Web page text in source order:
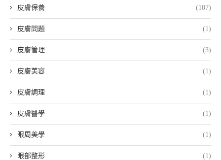
皮膚保養 (107)
皮膚問題 (1)
皮膚管理 (3)
皮膚美容 (1)
皮膚調理 (1)
皮膚醫學 (1)
眼周美學 (1)
眼部整形 (1)